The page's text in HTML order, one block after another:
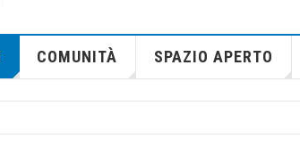
COMUNITÀ SPAZIO APERTO